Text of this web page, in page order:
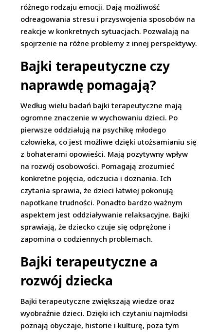
różnego rodzaju emocji. Dają możliwość
odreagowania stresu i przyswojenia sposobów na
reakcje w konkretnych sytuacjach. Pozwalają na
spojrzenie na różne problemy z innej perspektywy.
Bajki terapeutyczne czy
naprawdę pomagają?
Według wielu badań bajki terapeutyczne mają
ogromne znaczenie w wychowaniu dzieci. Po
pierwsze oddziałują na psychikę młodego
człowieka, co jest możliwe dzięki utożsamianiu się
z bohaterami opowieści. Mają pozytywny wpływ
na rozwój osobowości. Pomagają zrozumieć
konkretne pojęcia, odczucia i doznania. Ich
czytania sprawia, że dzieci łatwiej pokonują
napotkane trudności. Ponadto bardzo ważnym
aspektem jest oddziaływanie relaksacyjne. Bajki
sprawiają, że dziecko czuje się odprężone i
zapomina o codziennych problemach.
Bajki terapeutyczne a
rozwój dziecka
Bajki terapeutyczne zwiększają wiedze oraz
wyobraźnie dzieci. Dzięki ich czytaniu najmłodsi
poznają obyczaje, historie i kulturę, poza tym